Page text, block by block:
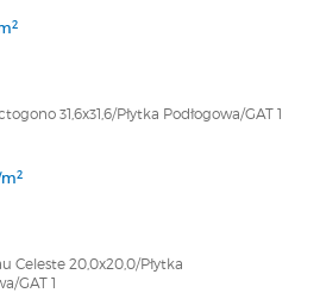
2
31,6x31,6/Płytka Podłogowa/GAT 1
m2
Celeste 20,0x20,0/Płytka
GAT 1